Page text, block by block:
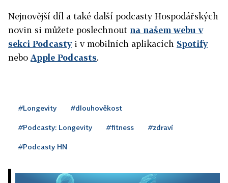
Nejnovější díl a také další podcasty Hospodářských
novin si můžete poslechnout na našem webu v
sekci Podcastyi v mobilních aplikacích Spotify
nebo Apple Podcasts.
#Longevity #dlouhověkost
#Podcasty: Longevity #fitness #zdraví
#Podcasty HN